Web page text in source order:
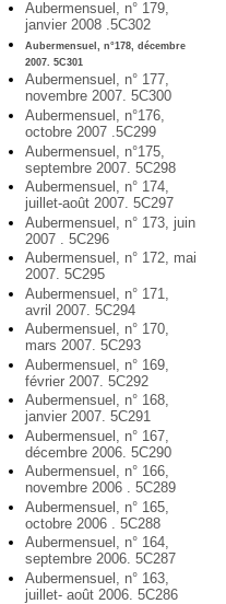
Aubermensuel, n° 179,
janvier 2008 .5C302
Aubermensuel, n°178, décembre
2007. 5C301
Aubermensuel, n° 177,
novembre 2007. 5C300
Aubermensuel, n°176,
octobre 2007 .5C299
Aubermensuel, n°175,
septembre 2007. 5C298
Aubermensuel, n° 174,
juillet-août 2007. 5C297
Aubermensuel, n° 173, juin
2007 . 5C296
Aubermensuel, n° 172, mai
2007. 5C295
Aubermensuel, n° 171,
avril 2007. 5C294
Aubermensuel, n° 170,
mars 2007. 5C293
Aubermensuel, n° 169,
février 2007. 5C292
Aubermensuel, n° 168,
janvier 2007. 5C291
Aubermensuel, n° 167,
décembre 2006. 5C290
Aubermensuel, n° 166,
novembre 2006 . 5C289
Aubermensuel, n° 165,
octobre 2006 . 5C288
Aubermensuel, n° 164,
septembre 2006. 5C287
Aubermensuel, n° 163,
juillet- août 2006. 5C286